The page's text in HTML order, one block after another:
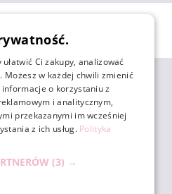
KONTO
Ci zakupy, analizować
w każdej chwili zmienić
o korzystaniu z
i analitycznym,
przekazanymi im wcześniej
z ich usług. Polityka
(3) →